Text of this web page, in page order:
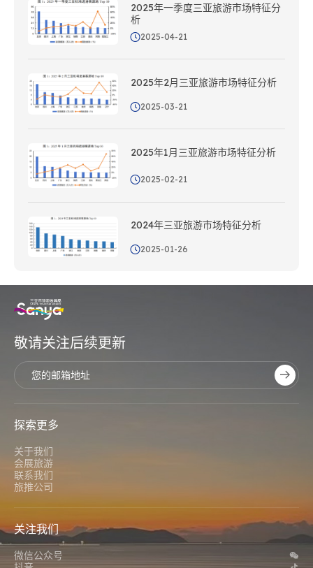
2025年一季度三亚旅游市场特征分
析
2025-04-21
2025年2月三亚旅游市场特征分析
2025-03-21
2025年1月三亚旅游市场特征分析
2025-02-21
2024年三亚旅游市场特征分析
2025-01-26
敬请关注后续更新
探索更多
关于我们
会展旅游
联系我们
旅推公司
关注我们
微信公众号